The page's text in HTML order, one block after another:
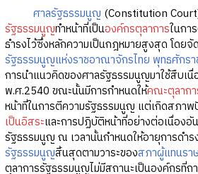
ศาลรัฐธรรมนูญ (Constitution
รัฐธรรมนูญทำหน้าที่เป็นองค์กรตุลาการในกา
ธำรงไว้ซึ่งหลักความเป็นกฎหมายสูงสุด โดย
รัฐธรรมนูญแห่งราชอาณาจักรไทย พุทธศักร
การนำแนวคิดของศาลรัฐธรรมนูญมาใช้สืบเ
พ.ศ.2540 ขณะนั้นมีการกำหนดให้คณะตุลาก
หน้าที่ในการตีความรัฐธรรมนูญ แต่เกิดสภาพ
เป็นอิสระและการปฏิบัติหน้าที่อย่างต่อเนื่องอั
รัฐธรรมนูญ ณ เวลานั้นกำหนดให้อายุการดำร
รัฐธรรมนูญสิ้นสุดตามวาระของสภาผู้แทนรา
ตุลาการรัฐธรรมนูญไม่มีสถานะเป็นองค์กรที่ถ